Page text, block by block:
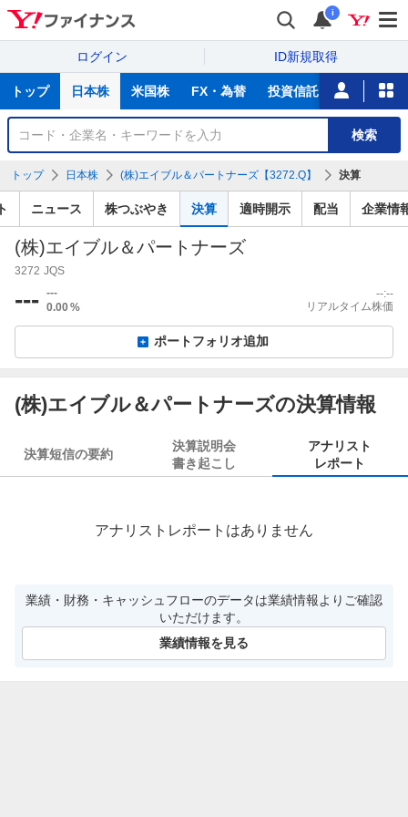
i
ログイン ID新規取得
サ
トップ 日本株 米国株 FX・為替 投資信託 ニュース
銘
検
検索
トップ 日本株 (株)エイブル＆パートナーズ【3272.Q】 決算
ニュース 株つぶやき 決算 適時開示 配当 企業情
(株)エイブル＆パートナーズ
3272 JQS
--- ---
0.00%
--:--
リアルタイム株価
ポートフォリオ追加
(株)エイブル＆パートナーズの決算情報
決算短信の要約
決算説明会
書き起こし
アナリスト
レポート
アナリストレポートはありません
業績・財務・キャッシュフローのデータは業績情報よりご確認
いただけます。
業績情報を見る